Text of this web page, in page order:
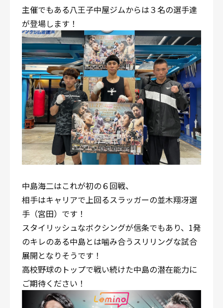
営業時間：月〜土 14:00〜22:00 / 日・祝 14:00〜19:00
主催でもある八王子中屋ジムからは３名の選手達
が登場します！
中島海二はこれが初の６回戦、
相手はキャリアで上回るスラッガーの並木翔冴選
手（宮田）です！
スタイリッシュなボクシングが信条でもあり、1発
のキレのある中島とは噛み合うスリリングな試合
展開となりそうです！
高校野球のトップで戦い続けた中島の潜在能力に
ご期待ください！